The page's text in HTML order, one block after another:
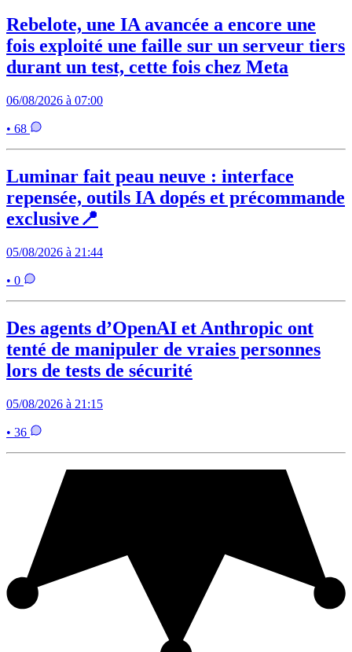
Rebelote, une IA avancée a encore une
fois exploité une faille sur un serveur tiers
durant un test, cette fois chez Meta
06/08/2026 à 07:00
• 68
Luminar fait peau neuve : interface
repensée, outils IA dopés et précommande
exclusive📍
05/08/2026 à 21:44
• 0
Des agents d’OpenAI et Anthropic ont
tenté de manipuler de vraies personnes
lors de tests de sécurité
05/08/2026 à 21:15
• 36